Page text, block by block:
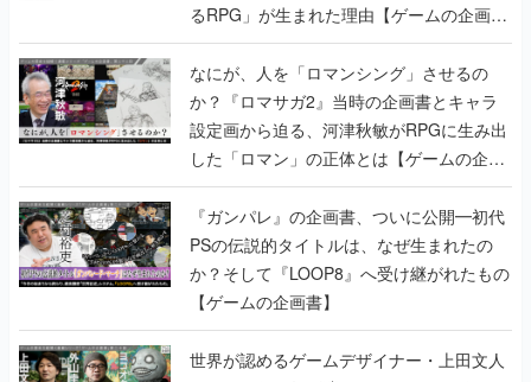
るRPG」が生まれた理由【ゲームの企画
書】
なにが、人を「ロマンシング」させるの
か？『ロマサガ2』当時の企画書とキャラ
設定画から迫る、河津秋敏がRPGに生み出
した「ロマン」の正体とは【ゲームの企画
書】
『ガンパレ』の企画書、ついに公開━初代
PSの伝説的タイトルは、なぜ生まれたの
か？そして『LOOP8』へ受け継がれたもの
【ゲームの企画書】
世界が認めるゲームデザイナー・上田文人